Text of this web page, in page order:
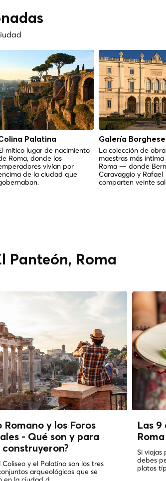
Palatina
mítico lugar de nacimiento
Roma, donde los
vivían por
de la ciudad que
Galería Borghese
La colección de
maestras más íntima
Roma — donde
Caravaggio y Rafael
comparten veinte
Panteón, Roma
Romano y los Foros
- Qué son y para
construyeron?
Coliseo y el Palatino son los tres
arqueológicos que se
Las
Roma
Si viajas
debes
platos